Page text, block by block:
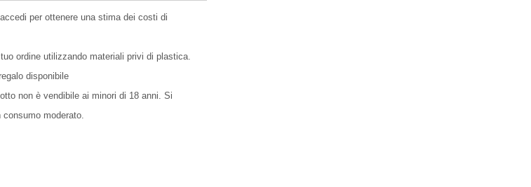
per ottenere una stima dei costi di
ordine utilizzando materiali privi di plastica.
disponibile
non è vendibile ai minori di 18 anni. Si
consumo moderato.